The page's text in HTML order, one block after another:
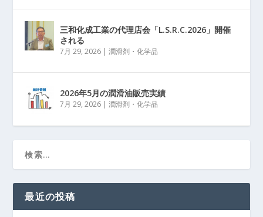
三和化成工業の代理店会「L.S.R.C.2026」開催
される
7月 29, 2026 |潤滑剤・化学品
2026年5月の潤滑油販売実績
7月 29, 2026 |潤滑剤・化学品
最近の投稿